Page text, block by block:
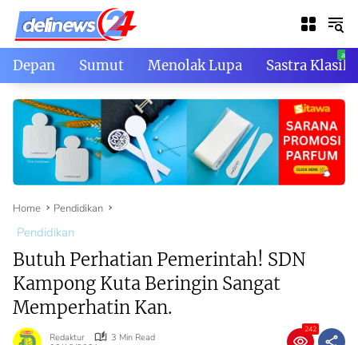
Skip
content
Depan Sumut Menolak Lupa Sastra Klasik
Home Pendidikan
Pendidikan
Butuh Perhatian Pemerintah! SDN
Kampong Kuta Beringin Sangat
Memperhatin Kan.
Redaktur
3 Min Read
242